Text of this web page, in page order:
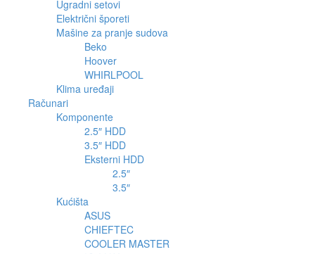
Ugradni setovi
Električni šporeti
Mašine za pranje sudova
Beko
Hoover
WHIRLPOOL
Klima uređaji
Računari
Komponente
2.5″ HDD
3.5″ HDD
Eksterni HDD
2.5″
3.5″
Kućišta
ASUS
CHIEFTEC
COOLER MASTER